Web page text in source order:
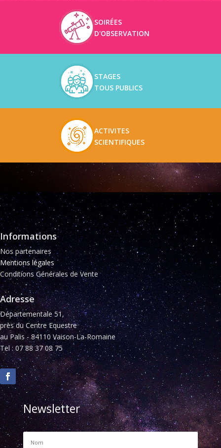
SOIRÉES
D'OBSERVATION
STAGES
TOUS PUBLICS
ACTIVITES
SCIENTIFIQUES
Informations
Nos partenaires
Mentions légales
Conditions Générales de Vente
Adresse
Départementale 51,
près du Centre Equestre
au Palis - 84110 Vaison-La-Romaine
Tel : 07 88 37 08 75
Newsletter